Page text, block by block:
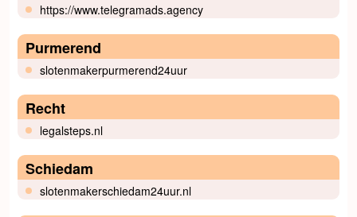
https://www.telegramads.agency
Purmerend
slotenmakerpurmerend24uur
Recht
legalsteps.nl
Schiedam
slotenmakerschiedam24uur.nl